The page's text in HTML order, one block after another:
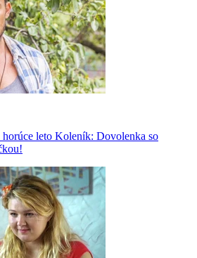
leto Koleník: Dovolenka so